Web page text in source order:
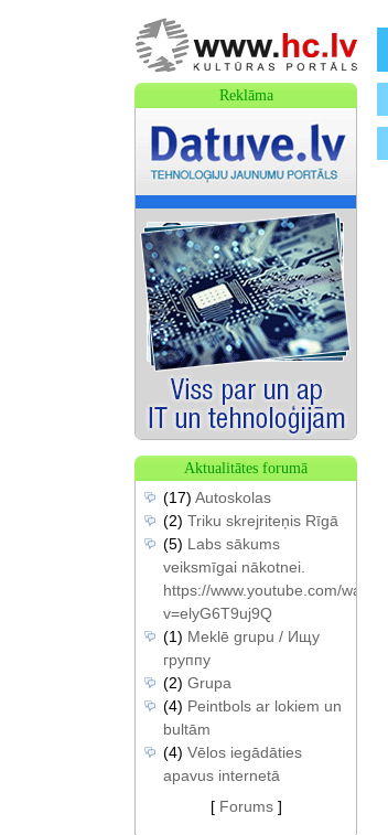
Reklāma
Aktualitātes forumā
(17) Autoskolas
(2) Triku skrejriteņis Rīgā
(5) Labs sākums
veiksmīgai nākotnei.
https://www.youtube.com/watch?
v=elyG6T9uj9Q
(1) Meklē grupu / Ищу
группу
(2) Grupa
(4) Peintbols ar lokiem un
bultām
(4) Vēlos iegādāties
apavus internetā
[ Forums]